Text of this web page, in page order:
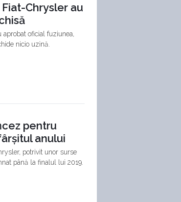
Chrysler au
oficial fuziunea,
nicio uzină.
pentru
anului
potrivit unor surse
până la finalul lui 2019.